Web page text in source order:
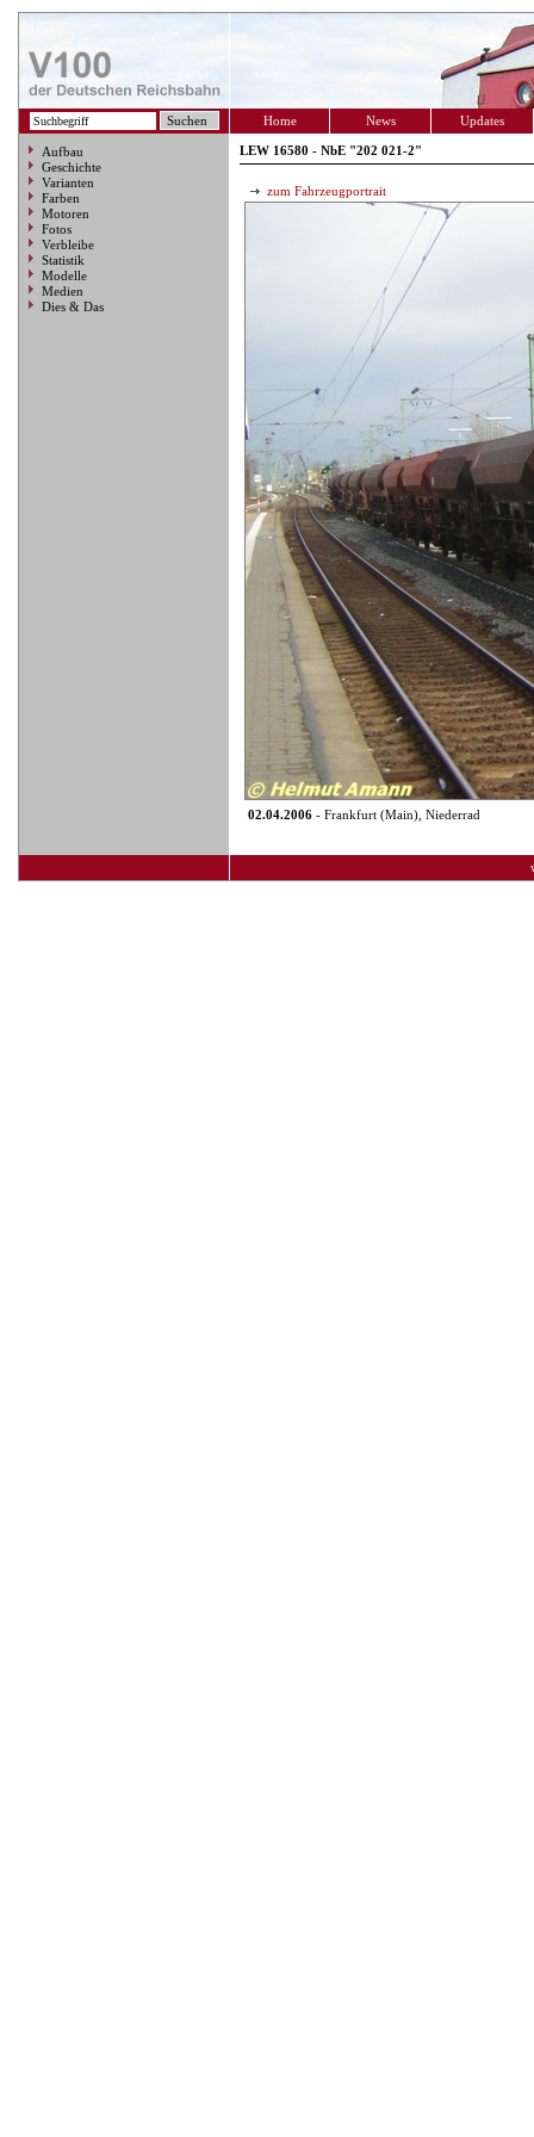
Home News Updates
Aufbau
Geschichte
Varianten
Farben
Motoren
Fotos
Verbleibe
Statistik
Modelle
Medien
Dies & Das
LEW 16580 - NbE "202 021-2"
zum Fahrzeugportrait
02.04.2006 - Frankfurt (Main), Niederrad